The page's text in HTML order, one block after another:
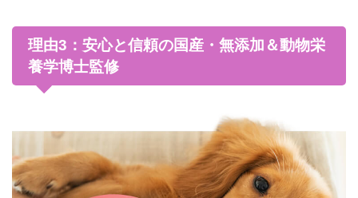
理由3：安心と信頼の国産・無添加＆動物栄
養学博士監修